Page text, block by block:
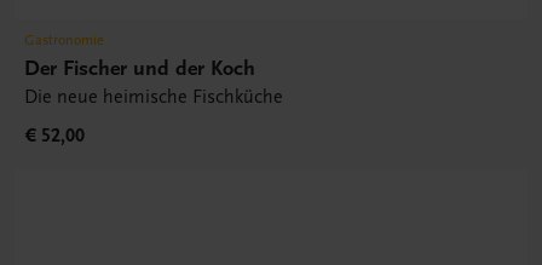
Gastronomie
Der Fischer und der Koch
Die neue heimische Fischküche
€ 52,00